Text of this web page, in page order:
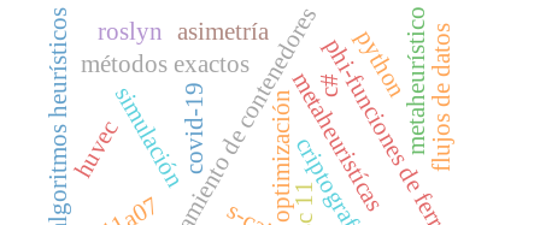
apilamiento de contenedores
métodos exactos
metaheuristícas
phi-funciones de ferrándiz
algoritmos heurísticos metaheurístico
optimizacióncriptografía
covid-19
simulación
asimetría
huvec flujos de datos
c#
roslyn python